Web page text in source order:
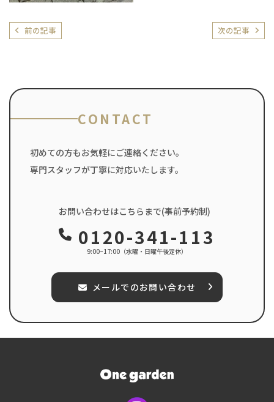
前の記事 次の記事
CONTACT
初めての方もお気軽にご連絡ください。
専門スタッフが丁寧に対応いたします。
お問い合わせはこちらまで(事前予約制)
0120-341-113
9:00~17:00（水曜・日曜午後定休）
メールでのお問い合わせ